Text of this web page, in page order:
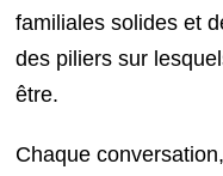
familiales solides et
des piliers sur
être.
Chaque